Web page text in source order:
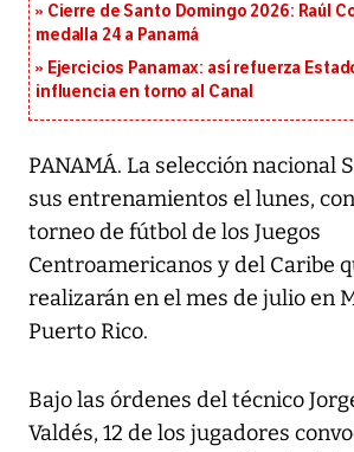
Cierre de Santo Domingo 2026: Raúl
medalla 24 a Panamá
Ejercicios Panamax: así refuerza
influencia en torno al Canal
PANAMÁ. La selección nacional
sus entrenamientos el lunes,
torneo de fútbol de los Juegos
Centroamericanos y del Caribe
realizarán en el mes de julio en
Puerto Rico.
Bajo las órdenes del técnico
Valdés, 12 de los jugadores